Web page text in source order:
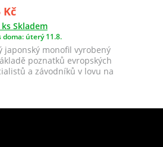
Kč
ks Skladem
doma: úterý 11.8.
japonský monofil vyrobený
poznatků evropských
a závodníků v lovu na